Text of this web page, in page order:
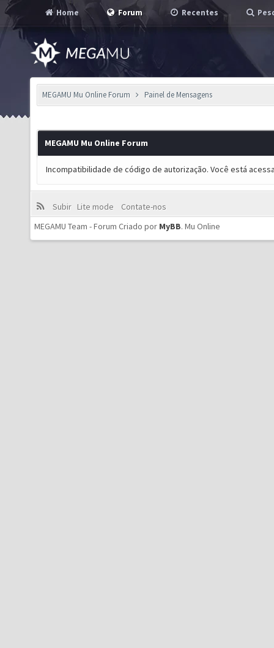
Home Forum Recentes
MEGAMU Mu Online Forum Painel de Mensagens
MEGAMU Mu Online Forum
Incompatibilidade de código de autorização. Você está
Subir Lite mode
Contate-nos
MEGAMU Team - Forum Criado por MyBB. Mu Online